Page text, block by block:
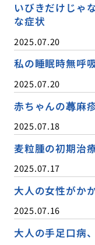
いびきだけじゃ
な症状
2025.07.20
私の睡眠時無呼
2025.07.20
赤ちゃんの蕁麻
2025.07.18
麦粒腫の初期治
2025.07.17
大人の女性がか
2025.07.16
大人の手足口病